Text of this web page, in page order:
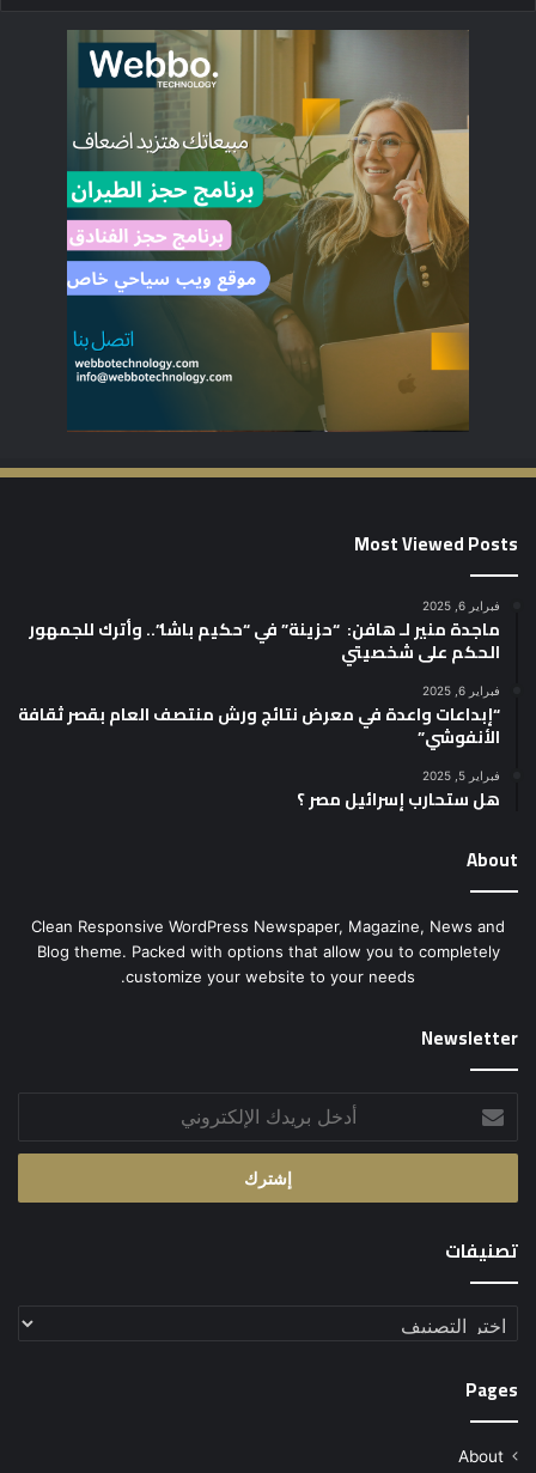
Most Viewed Posts
فبراير 6, 2025
ماجدة منير لـ هافن: “حزينة” في “حكيم باشا”.. وأترك للجمهور
الحكم على شخصيتي
فبراير 6, 2025
“إبداعات واعدة في معرض نتائج ورش منتصف العام بقصر ثقافة
الأنفوشي”
فبراير 5, 2025
هل ستحارب إسرائيل مصر ؟
About
Clean Responsive WordPress Newspaper, Magazine, News and
Blog theme. Packed with options that allow you to completely
customize your website to your needs.
Newsletter
بريدك
الإلكتروني
تصنيفات
تصنيفات
Pages
About